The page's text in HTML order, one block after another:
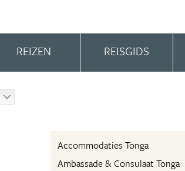
REIZEN REISGIDS
Accommodaties Tonga
Ambassade & Consulaat Tonga